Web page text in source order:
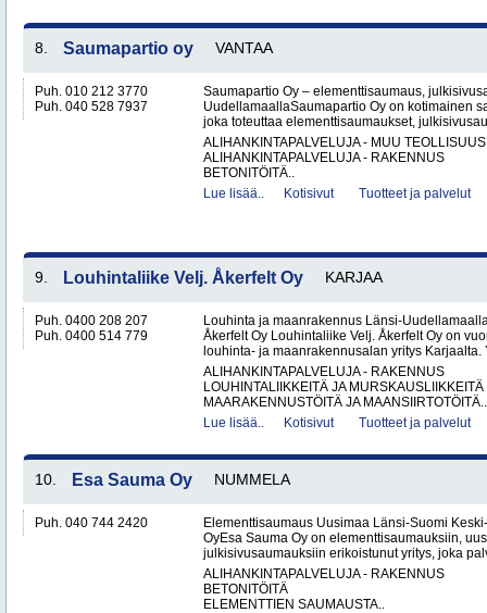
8. Saumapartio oy VANTAA
Puh. 010 212 3770
Puh. 040 528 7937
Saumapartio Oy – elementtisaumaus,
UudellamaallaSaumapartio Oy on kotimainen
joka toteuttaa elementtisaumaukset,
ALIHANKINTAPALVELUJA - MUU TEOLLISUUS
ALIHANKINTAPALVELUJA - RAKENNUS
BETONITÖITÄ..
Lue lisää..
Kotisivut Tuotteet ja palvelut
9. Louhintaliike Velj. Åkerfelt Oy KARJAA
Puh. 0400 208 207
Puh. 0400 514 779
Louhinta ja maanrakennus Länsi-
Åkerfelt Oy Louhintaliike Velj. Åkerfelt Oy on
louhinta- ja maanrakennusalan yritys Karjaalta.
ALIHANKINTAPALVELUJA - RAKENNUS
LOUHINTALIIKKEITÄ JA MURSKAUSLIIKKEITÄ
MAARAKENNUSTÖITÄ JA MAANSIIRTOTÖITÄ..
Lue lisää..
Kotisivut Tuotteet ja palvelut
10. Esa Sauma Oy NUMMELA
Puh. 040 744 2420
Elementtisaumaus Uusimaa Länsi-Suomi
OyEsa Sauma Oy on elementtisaumauksiin,
julkisivusaumauksiin erikoistunut yritys, joka
ALIHANKINTAPALVELUJA - RAKENNUS
BETONITÖITÄ
ELEMENTTIEN SAUMAUSTA..